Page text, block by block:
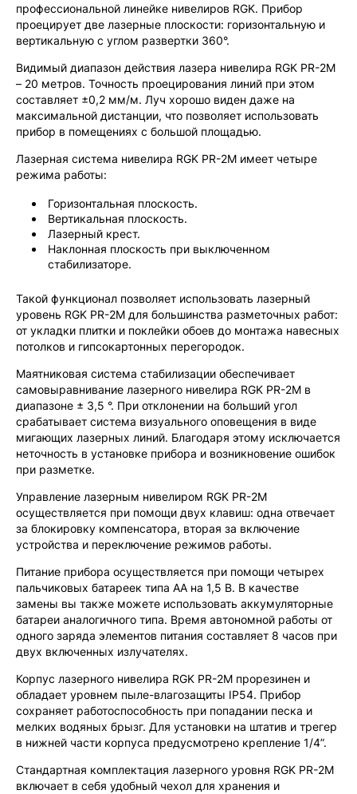
профессиональной линейке нивелиров RGK. Прибор
проецирует две лазерные плоскости: горизонтальную и
вертикальную с углом развертки 360°.
Видимый диапазон действия лазера нивелира RGK PR-2M
– 20 метров. Точность проецирования линий при этом
составляет ±0,2 мм/м. Луч хорошо виден даже на
максимальной дистанции, что позволяет использовать
прибор в помещениях с большой площадью.
Лазерная система нивелира RGK PR-2M имеет четыре
режима работы:
Горизонтальная плоскость.
Вертикальная плоскость.
Лазерный крест.
Наклонная плоскость при выключенном
стабилизаторе.
Такой функционал позволяет использовать лазерный
уровень RGK PR-2M для большинства разметочных работ:
от укладки плитки и поклейки обоев до монтажа навесных
потолков и гипсокартонных перегородок.
Маятниковая система стабилизации обеспечивает
самовыравнивание лазерного нивелира RGK PR-2M в
диапазоне ± 3,5 °. При отклонении на больший угол
срабатывает система визуального оповещения в виде
мигающих лазерных линий. Благодаря этому исключается
неточность в установке прибора и возникновение ошибок
при разметке.
Управление лазерным нивелиром RGK PR-2M
осуществляется при помощи двух клавиш: одна отвечает
за блокировку компенсатора, вторая за включение
устройства и переключение режимов работы.
Питание прибора осуществляется при помощи четырех
пальчиковых батареек типа АА на 1,5 В. В качестве
замены вы также можете использовать аккумуляторные
батареи аналогичного типа. Время автономной работы от
одного заряда элементов питания составляет 8 часов при
двух включенных излучателях.
Корпус лазерного нивелира RGK PR-2M прорезинен и
обладает уровнем пыле-влагозащиты IP54. Прибор
сохраняет работоспособность при попадании песка и
мелких водяных брызг. Для установки на штатив и трегер
в нижней части корпуса предусмотрено крепление 1/4”.
Стандартная комплектация лазерного уровня RGK PR-2M
включает в себя удобный чехол для хранения и